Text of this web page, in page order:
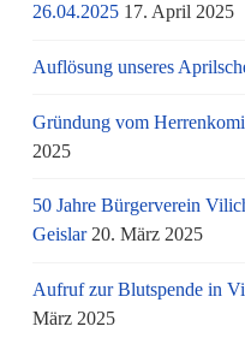
26.04.2025 17. April 2025
Auflösung unseres
Gründung vom
2025
50 Jahre Bürgerverein
Geislar 20. März 2025
Aufruf zur Blutspende in
März 2025